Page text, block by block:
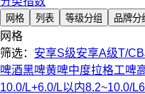
网格 列表 等级分组 品牌分
网格
筛选： 安享S级安享A级T/
啤酒黑啤黄啤中度拉格工啤
10.0/L+6.0/L以内8.2~10.0/L